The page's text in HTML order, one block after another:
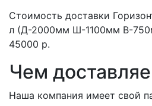
Стоимость доставки
л (Д-2000мм Ш-1100мм В-
45000 р.
Чем
Наша компания имеет свой